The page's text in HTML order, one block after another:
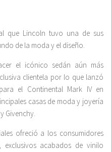
que Lincoln tuvo una de sus
de la moda y el diseño.
el icónico sedán aún más
clientela por lo que lanzó
el Continental Mark IV en
casas de moda y joyería
Givenchy.
ofreció a los consumidores
acabados de vinilo